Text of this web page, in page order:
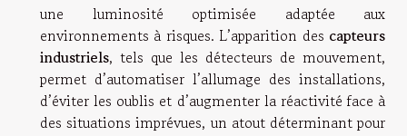
une luminosité optimisée adaptée aux
environnements à risques. L’apparition des capteurs
industriels, tels que les détecteurs de mouvement,
permet d’automatiser l’allumage des installations,
d’éviter les oublis et d’augmenter la réactivité face à
des situations imprévues, un atout déterminant pour